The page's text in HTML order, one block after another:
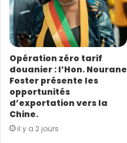
d
r
e
s
s
e
E
m
a
l
Opération zéro tarif
douanier : l’Hon. Nourane
Foster présente les
opportunités
d’exportation vers la
Chine.
il y a 2 jours